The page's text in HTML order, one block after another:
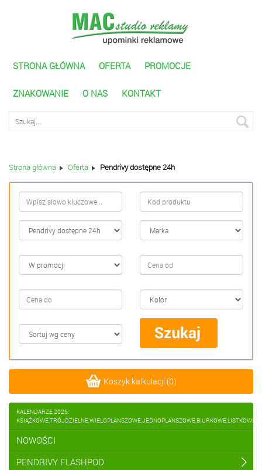
STRONA GŁÓWNA OFERTA PROMOCJE
ZNAKOWANIE O NAS KONTAKT
Strona główna Oferta Pendrivy dostępne 24h
Koszyk kalkulacji (0)
KALENDARZE 2025:
KSIĄŻKOWE,TRÓJDZIELNE,WIELOPLANSZOWE,JEDNOPLANSZOWE,BIURKOWE,LISTKOWE
NOWOŚCI
PENDRIVY FLASHPOD